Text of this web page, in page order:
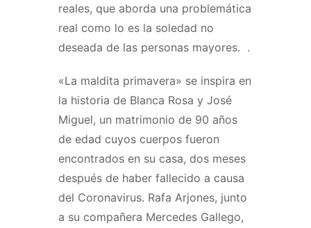
reales, que aborda una problemática
real como lo es la soledad no
deseada de las personas mayores. .
«La maldita primavera» se inspira en
la historia de Blanca Rosa y José
Miguel, un matrimonio de 90 años
de edad cuyos cuerpos fueron
encontrados en su casa, dos meses
después de haber fallecido a causa
del Coronavirus. Rafa Arjones, junto
a su compañera Mercedes Gallego,